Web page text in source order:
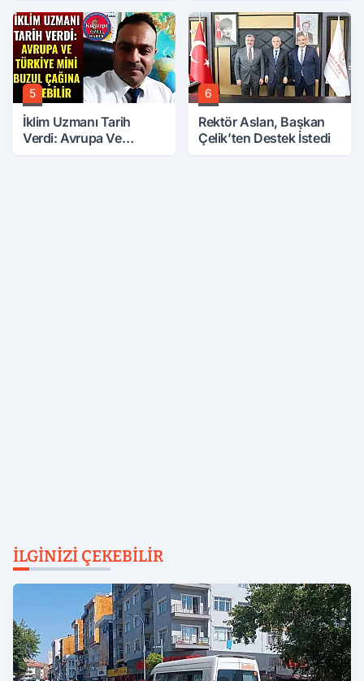
5
İklim Uzmanı Tarih
Verdi: Avrupa Ve
6
Rektör Aslan, Başkan
Çelik’ten Destek İstedi
İLGINIZI ÇEKEBILIR